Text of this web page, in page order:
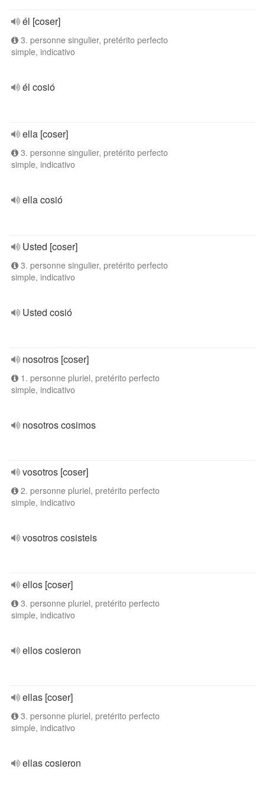
él [coser]
3. personne singulier, pretérito perfecto
simple, indicativo
él cosió
ella [coser]
3. personne singulier, pretérito perfecto
simple, indicativo
ella cosió
Usted [coser]
3. personne singulier, pretérito perfecto
simple, indicativo
Usted cosió
nosotros [coser]
1. personne pluriel, pretérito perfecto
simple, indicativo
nosotros cosimos
vosotros [coser]
2. personne pluriel, pretérito perfecto
simple, indicativo
vosotros cosisteis
ellos [coser]
3. personne pluriel, pretérito perfecto
simple, indicativo
ellos cosieron
ellas [coser]
3. personne pluriel, pretérito perfecto
simple, indicativo
ellas cosieron